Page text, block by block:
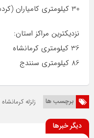
30 کیلومتری کامیاران (کردستان)
نزدیکترین مراکز استان:
36 کیلومتری کرمانشاه
86 کیلومتری سنندج
برچسب ها زلزله کرمانشاه
دیگر خبرها